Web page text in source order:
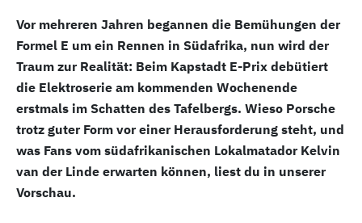
Vor mehreren Jahren begannen die Bemühungen der
Formel E um ein Rennen in Südafrika, nun wird der
Traum zur Realität: Beim Kapstadt E-Prix debütiert
die Elektroserie am kommenden Wochenende
erstmals im Schatten des Tafelbergs. Wieso Porsche
trotz guter Form vor einer Herausforderung steht, und
was Fans vom südafrikanischen Lokalmatador Kelvin
van der Linde erwarten können, liest du in unserer
Vorschau.